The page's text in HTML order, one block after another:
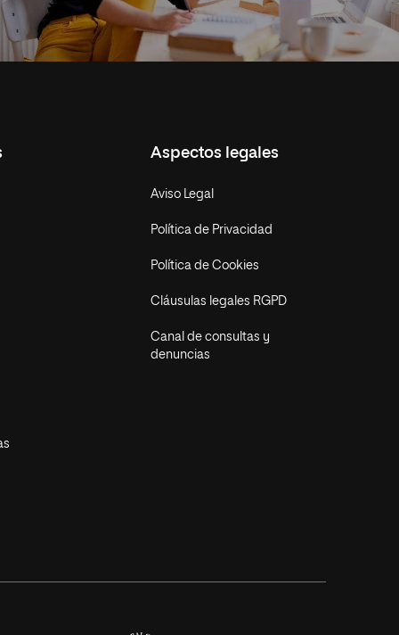
Aspectos legales
Aviso Legal
Política de Privacidad
Política de Cookies
Cláusulas legales RGPD
Canal de consultas y
denuncias